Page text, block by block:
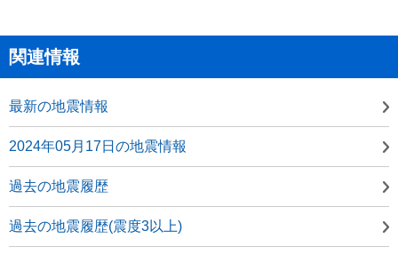
関連情報
最新の地震情報
2024年05月17日の地震情報
過去の地震履歴
過去の地震履歴(震度3以上)